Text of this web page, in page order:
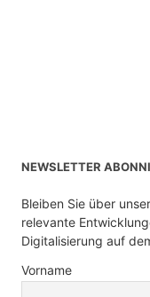
NEWSLETTER
Bleiben Sie über
relevante
Digitalisierung auf
Vorname